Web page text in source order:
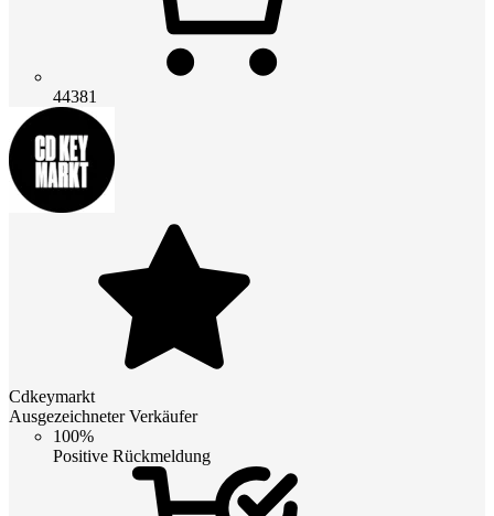
44381
Cdkeymarkt
Ausgezeichneter Verkäufer
100%
Positive Rückmeldung